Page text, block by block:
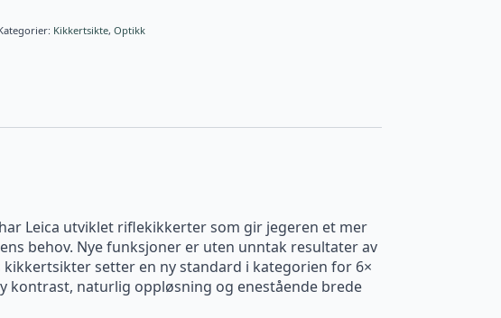
Kikkertsikte, Optikk
Leica utviklet riflekikkerter som gir jegeren et mer
behov. Nye funksjoner er uten unntak resultater av
setter en ny standard i kategorien for 6×
kontrast, naturlig oppløsning og enestående brede